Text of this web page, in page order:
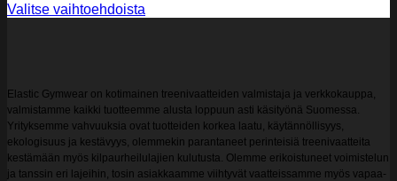
Valitse vaihtoehdoista
muunnelma.
Voit
tehdä
valinnat
tuotteen
sivulla.
Elastic Gymwear on kotimainen treenivaatteiden valmistaja ja verkkokauppa,
valmistamme kaikki tuotteemme alusta loppuun asti käsityönä Suomessa.
Yrityksemme vahvuuksia ovat tuotteiden korkea laatu, käytännöllisyys,
ekologisuus ja kestävyys, olemmekin parantaneet perinteisiä treenivaatteita
kestämään myös kilpaurheilulajien kulutusta. Olemme erikoistuneet voimistelun
ja tanssin eri lajeihin, tosin asiakkaamme viihtyvät vaatteissamme myös vapaa-